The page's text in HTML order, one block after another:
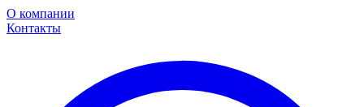
О компании
Контакты